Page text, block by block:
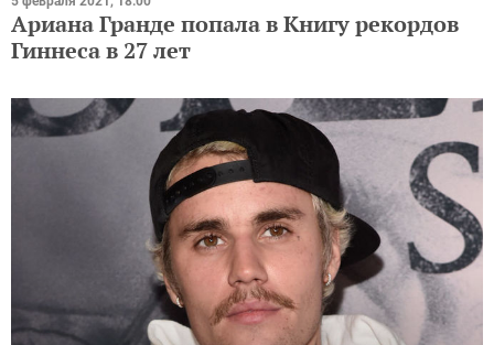
Ариана Гранде попала в Книгу рекордов
Гиннеса в 27 лет